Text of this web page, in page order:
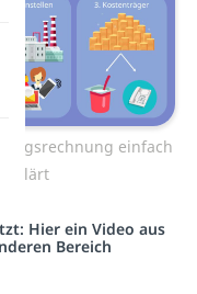
einfach
erklärt
Hier ein Video aus
Bereich